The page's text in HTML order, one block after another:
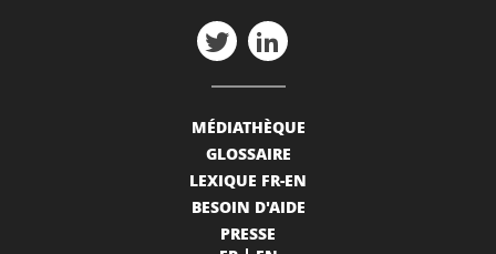
MÉDIATHÈQUE
GLOSSAIRE
LEXIQUE FR-EN
BESOIN D'AIDE
PRESSE